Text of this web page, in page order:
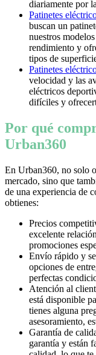
diariamente por
Patinetes
buscan un
nuestros
rendimiento y
tipos de
Patinetes
velocidad y las
eléctricos
difíciles y
Por qué
Urban360
En Urban360, no solo
mercado, sino que
de una experiencia de
obtienes:
Precios
excelente
promociones
Envío rápido y
opciones de
perfectas
Atención al
está disponible
tienes alguna
asesoramiento,
Garantía de
garantía y están